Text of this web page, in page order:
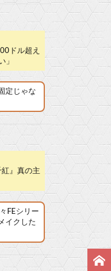
ドル超え
」
定じゃな
紅』真の主
FEシリー
イクした